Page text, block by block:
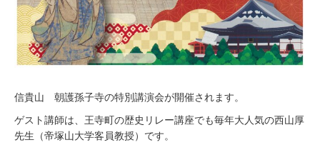
信貴山 朝護孫子寺の特別講演会が開催されます。
ゲスト講師は、王寺町の歴史リレー講座でも毎年大人気の西山厚
先生（帝塚山大学客員教授）です。